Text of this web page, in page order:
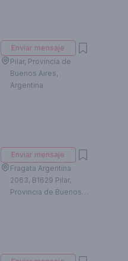
Enviar mensaje
Pilar, Provincia de
Buenos Aires,
Argentina
Enviar mensaje
Fragata Argentina
2063, B1629 Pilar,
Provincia de Buenos